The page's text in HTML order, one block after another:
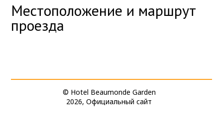
Местоположение и маршрут
проезда
© Hotel Beaumonde Garden
2026, Официальный сайт